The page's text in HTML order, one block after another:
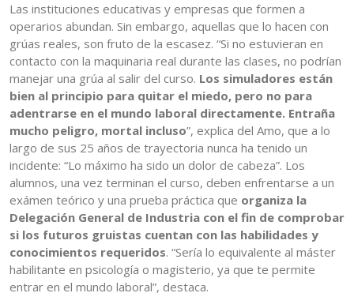
Las instituciones educativas y empresas que formen a
operarios abundan. Sin embargo, aquellas que lo hacen con
grúas reales, son fruto de la escasez. “Si no estuvieran en
contacto con la maquinaria real durante las clases, no podrían
manejar una grúa al salir del curso. Los simuladores están
bien al principio para quitar el miedo, pero no para
adentrarse en el mundo laboral directamente. Entraña
mucho peligro, mortal incluso”, explica del Amo, que a lo
largo de sus 25 años de trayectoria nunca ha tenido un
incidente: “Lo máximo ha sido un dolor de cabeza”. Los
alumnos, una vez terminan el curso, deben enfrentarse a un
exámen teórico y una prueba práctica que organiza la
Delegación General de Industria con el fin de comprobar
si los futuros gruistas cuentan con las habilidades y
conocimientos requeridos. “Sería lo equivalente al máster
habilitante en psicología o magisterio, ya que te permite
entrar en el mundo laboral”, destaca.